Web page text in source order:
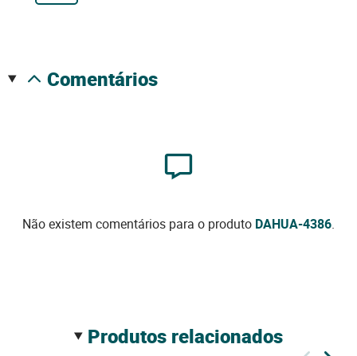
comentários
Não existem comentários para o produto DAHUA-4386.
produtos relacionados